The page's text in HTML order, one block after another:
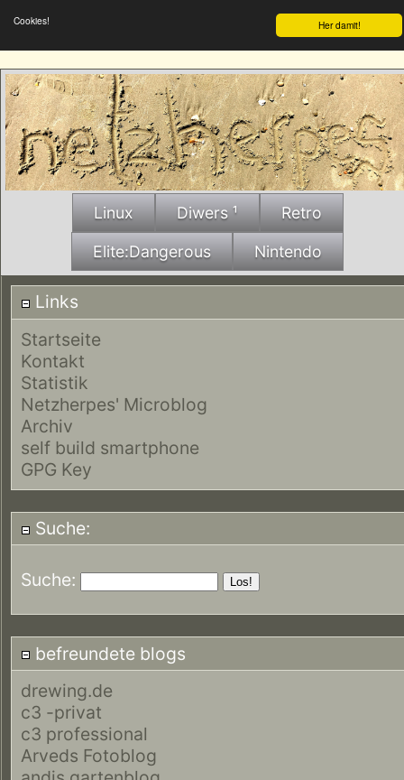
Her damit!
Cookies!
Linux Diwers ¹ Retro
Elite:Dangerous Nintendo
Links
Startseite
Kontakt
Statistik
Netzherpes' Microblog
Archiv
self build smartphone
GPG Key
Suche:
Suche:
befreundete blogs
drewing.de
c3 -privat
c3 professional
Arveds Fotoblog